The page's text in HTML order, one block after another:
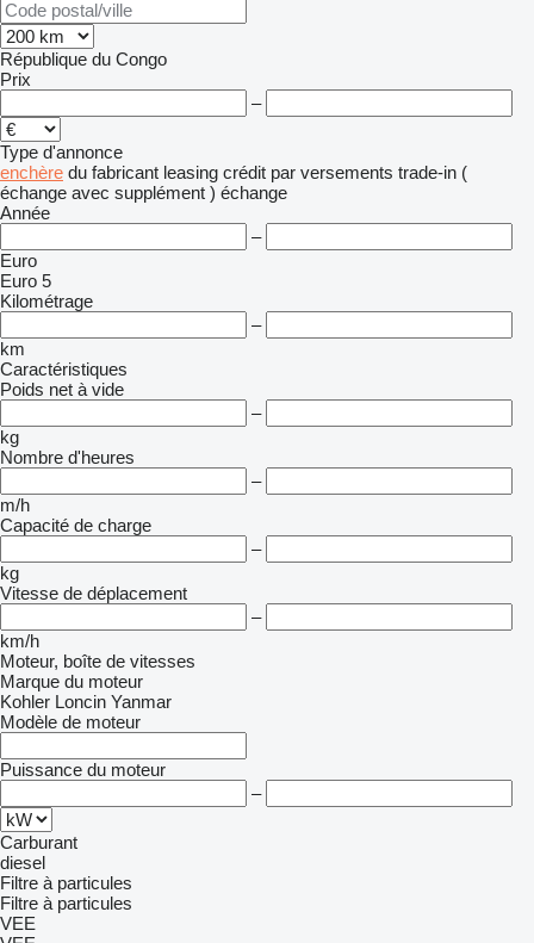
République du Congo
Prix
–
Type d'annonce
enchère du fabricant leasing crédit par versements trade-in (
échange avec supplément ) échange
Année
–
Euro
Euro 5
Kilométrage
–
km
Caractéristiques
Poids net à vide
–
kg
Nombre d'heures
–
m/h
Capacité de charge
–
kg
Vitesse de déplacement
–
km/h
Moteur, boîte de vitesses
Marque du moteur
Kohler Loncin Yanmar
Modèle de moteur
Puissance du moteur
–
Carburant
diesel
Filtre à particules
Filtre à particules
VEE